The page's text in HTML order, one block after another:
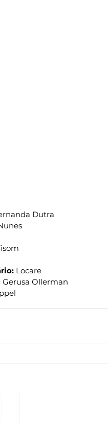
Dutra
Locare
Gerusa Ollerman